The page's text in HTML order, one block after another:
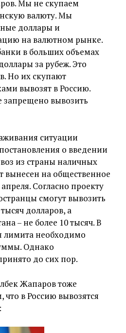
Мы не скупаем
валюту. Мы
доллары и
на валютном рынке.
в больших объемах
за рубеж. Это
Но их скупают
вывозят в Россию.
запрещено вывозить
ситуации
о введении
из страны наличных
вынесен на общественное
Согласно проекту
смогут вывозить
долларов, а
– не более 10 тысяч. В
лимита необходимо
Однако
до сих пор.
Жапаров тоже
что в Россию вывозятся